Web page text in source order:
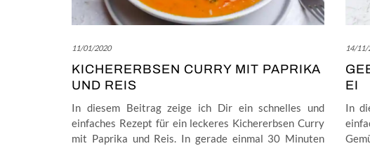
11/01/2020
KICHERERBSEN CURRY MIT PAPRIKA
UND REIS
In diesem Beitrag zeige ich Dir ein schnelles und
einfaches Rezept für ein leckeres Kichererbsen Curry
mit Paprika und Reis. In gerade einmal 30 Minuten
14/11/
EI
In